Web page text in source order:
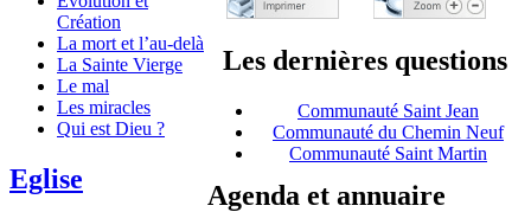
Création
La mort et l’au-delà
La Sainte Vierge
Le mal
Les miracles
Qui est Dieu ?
Eglise
Les dernières questions
Communauté Saint Jean
Communauté du Chemin Neuf
Communauté Saint Martin
Agenda et annuaire